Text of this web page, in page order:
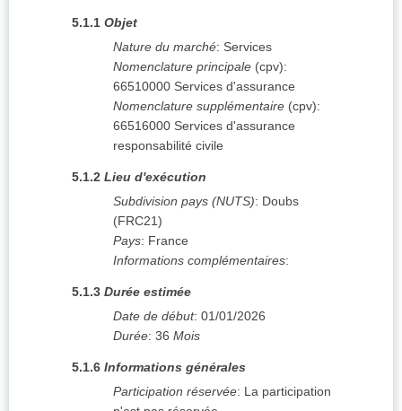
5.1.1 Objet
Nature du marché: Services
Nomenclature principale (cpv):
66510000 Services d'assurance
Nomenclature supplémentaire (cpv):
66516000 Services d'assurance
responsabilité civile
5.1.2 Lieu d'exécution
Subdivision pays (NUTS): Doubs
(FRC21)
Pays: France
Informations complémentaires:
5.1.3 Durée estimée
Date de début: 01/01/2026
Durée: 36 Mois
5.1.6 Informations générales
Participation réservée: La participation